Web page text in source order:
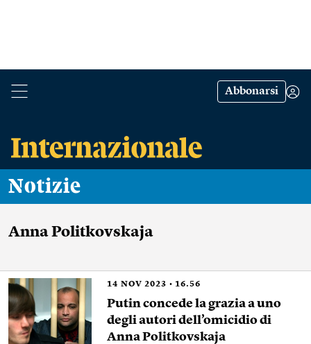
Abbonarsi
Notizie
Anna Politkovskaja
14 NOV 2023 16.56
Putin concede la grazia a uno
degli autori dell’omicidio di
Anna Politkovskaja